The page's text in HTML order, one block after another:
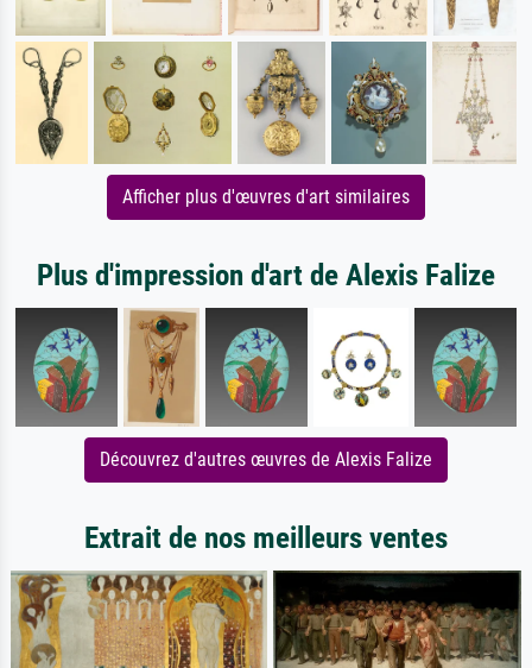
Afficher plus d'œuvres d'art similaires
Plus d'impression d'art de Alexis Falize
Découvrez d'autres œuvres de Alexis Falize
Extrait de nos meilleurs ventes